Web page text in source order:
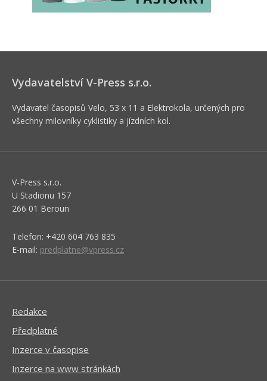
Vydavatelství V-Press s.r.o.
Vydavatel časopisů Velo, 53 x 11 a Elektrokola, určených pro
všechny milovníky cyklistiky a jízdních kol.
V-Press s.r.o.
U Stadionu 157
266 01 Beroun
Telefon: +420 604 763 835
E-mail: predplatne@vpress.cz
Redakce
Předplatné
Inzerce v časopise
Inzerce na www stránkách